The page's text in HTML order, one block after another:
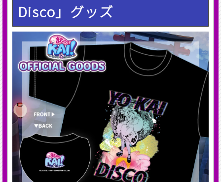
Disco」グッズ